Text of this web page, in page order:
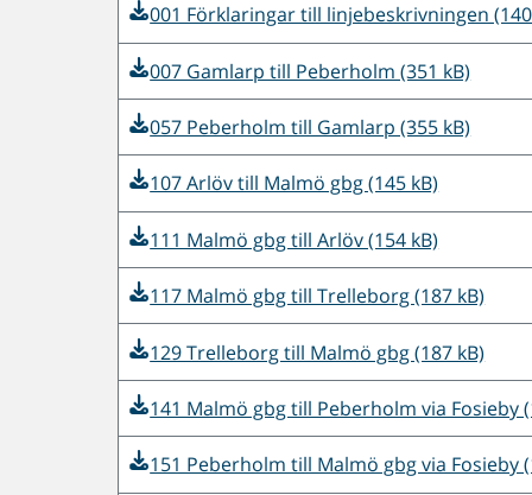
001 Förklaringar till linjebeskrivningen
007 Gamlarp till Peberholm (351 kB)
057 Peberholm till Gamlarp (355 kB)
107 Arlöv till Malmö gbg (145 kB)
111 Malmö gbg till Arlöv (154 kB)
117 Malmö gbg till Trelleborg (187 kB)
129 Trelleborg till Malmö gbg (187 kB)
141 Malmö gbg till Peberholm via Fosieby
151 Peberholm till Malmö gbg via Fosieby